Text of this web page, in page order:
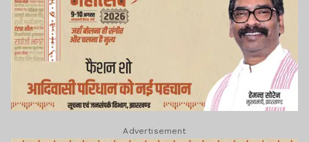
Advertisement